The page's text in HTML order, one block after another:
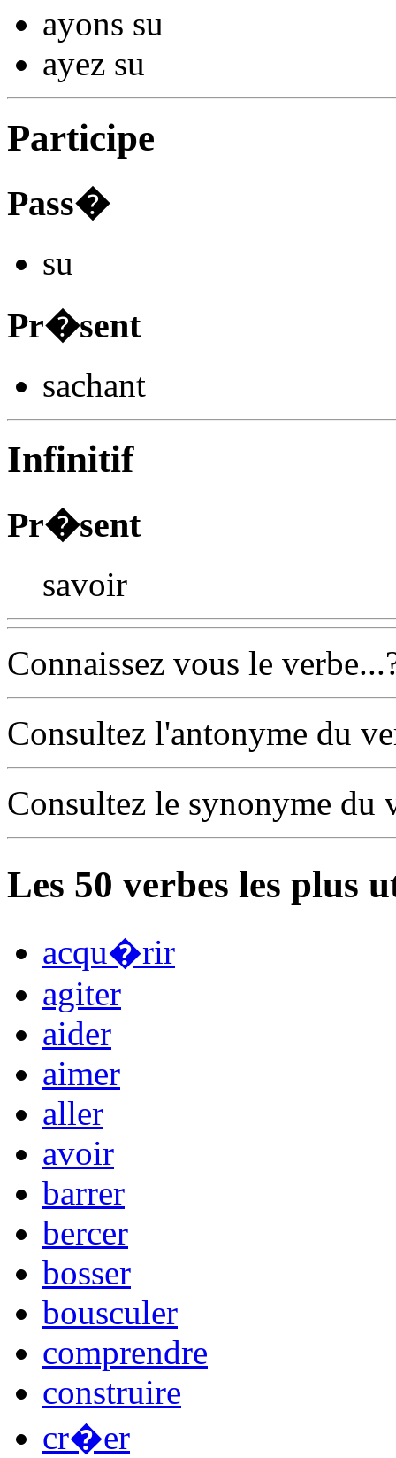
ayons su
ayez su
Participe
Pass�
su
Pr�sent
sachant
Infinitif
Pr�sent
savoir
Connaissez vous le
Consultez l'antonyme du
Consultez le synonyme du
Les 50 verbes les plus
acqu�rir
agiter
aider
aimer
aller
avoir
barrer
bercer
bosser
bousculer
comprendre
construire
cr�er